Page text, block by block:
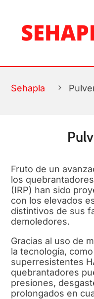
Sehapla 5
Fruto de un
los
(IRP) han sido
con los elevados
distintivos de sus
demoledores.
Gracias al uso de
la tecnología,
superresistentes
quebrantadores
presiones,
prolongados en